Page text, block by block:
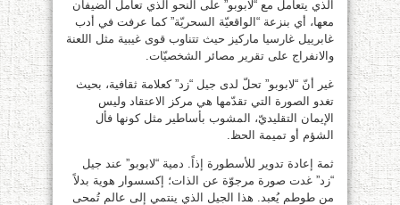
الذي يتعامل مع “لابوبو” على النحو الذي تعامل الضيفان
معها، أي بنزعة “الواقعيّة السحريّة” كما عرفت في أدب
غابرييل غارسيا ماركيز حيث تتناوب قوى غيبية مثل اللعنة
والانفراج على تقرير مصائر الشخصيّات.
غير أنّ “لابوبو” تحلّ لدى جيل “زد” كعلامة ثقافية، بحيث
تغدو الصورة التي تقدّمها هي مركز الاعتقاد وليس
الإيمان التقليديّ، المشوب بأساطير مثل كونها فأل
الشؤم أو تميمة الحظ.
ثمة إعادة تدوير للأسطورة إذاً. دمية “لابوبو” عند جيل
“زد” غدت صورة مرجوّة عن الذات؛ إكسسوار هوية بدلاً
من طوطمٍ يُعبد. هذا الجيل الذي ينتمي إلى عالمٍ تُمحى